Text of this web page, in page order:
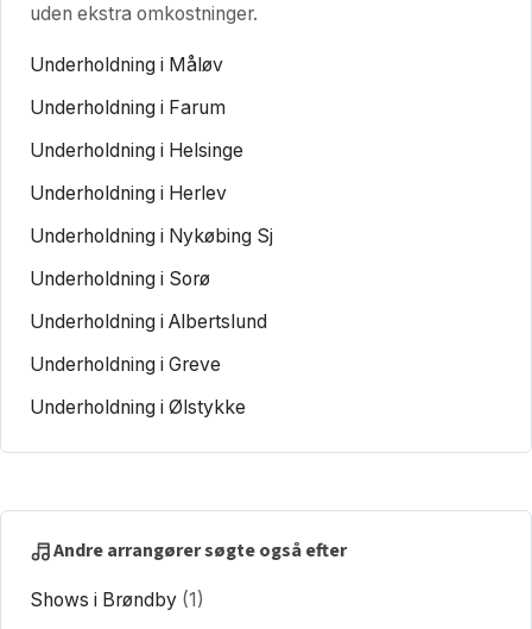
uden ekstra omkostninger.
Underholdning i Måløv
Underholdning i Farum
Underholdning i Helsinge
Underholdning i Herlev
Underholdning i Nykøbing Sj
Underholdning i Sorø
Underholdning i Albertslund
Underholdning i Greve
Underholdning i Ølstykke
Andre arrangører søgte også efter
Shows i Brøndby (1)